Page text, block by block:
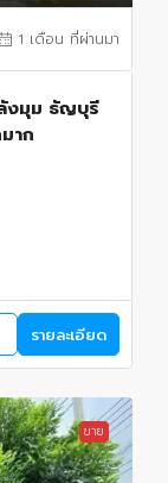
1 เดือน ที่ผ่านมา
งมุม ธัญบุรี
าก
รายละเอียด
ขาย